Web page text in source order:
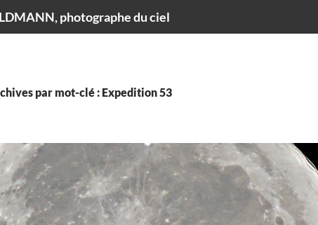
photographe du ciel
par mot-clé : Expedition 53